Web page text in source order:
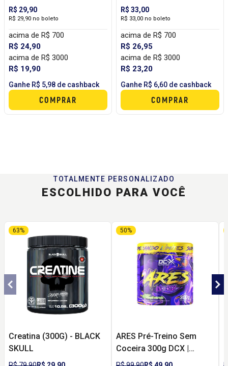
para Rotina Noturna, Sono
e Descanso
R$ 29,90
R$ 29,90 no boleto
acima de R$ 700
R$ 24,90
acima de R$ 3000
R$ 19,90
Ganhe R$ 5,98 de cashback
COMPRAR
VITAMINA D3 E B12 (30
ML) - BIOKLEIN
R$ 33,00
R$ 33,00 no boleto
acima de R$ 700
R$ 26,95
acima de R$ 3000
R$ 23,20
Ganhe R$ 6,60 de cashback
COMPRAR
TOTALMENTE PERSONALIZADO
ESCOLHIDO PARA VOCÊ
Creatina (300G) - BLACK
SKULL
63%
ARES Pré-Treino Sem
Coceira 300g DCX |
Energia, Foco e Pump
50%